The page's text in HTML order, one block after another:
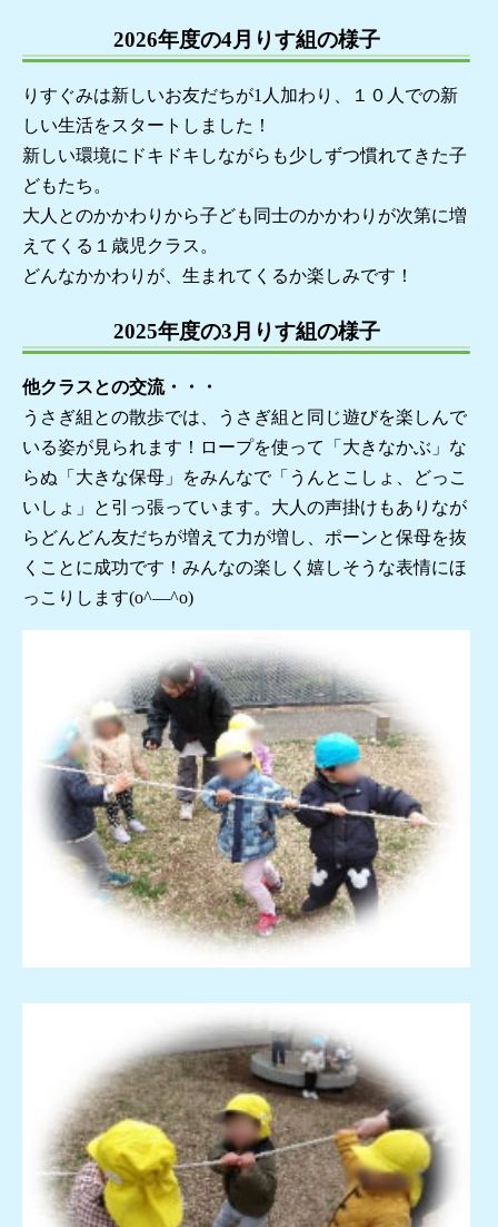
2026年度の4月りす組の様子
りすぐみは新しいお友だちが1人加わり、１０人での新
しい生活をスタートしました！
新しい環境にドキドキしながらも少しずつ慣れてきた子
どもたち。
大人とのかかわりから子ども同士のかかわりが次第に増
えてくる１歳児クラス。
どんなかかわりが、生まれてくるか楽しみです！
2025年度の3月りす組の様子
他クラスとの交流・・・
うさぎ組との散歩では、うさぎ組と同じ遊びを楽しんで
いる姿が見られます！ロープを使って「大きなかぶ」な
らぬ「大きな保母」をみんなで「うんとこしょ、どっこ
いしょ」と引っ張っています。大人の声掛けもありなが
らどんどん友だちが増えて力が増し、ポーンと保母を抜
くことに成功です！みんなの楽しく嬉しそうな表情にほ
っこりします(o^―^o)